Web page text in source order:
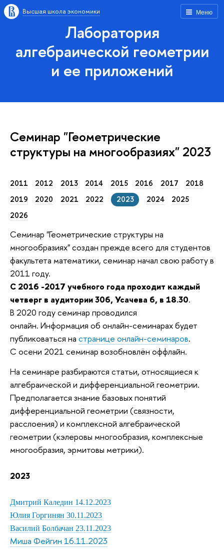
Меню
Высшая школа экономики
Лаборатория
алгебраической геометрии
и ее приложений
Семинар "Геометрические
структуры на многообразиях" 2023
2011 2012 2013 2014 2015 2016 2017
2018
2019
2020 2021 2022 2023 2024
2025
2026
Семинар "Геометрические структуры на
многообразиях" создан прежде всего для студентов
факультета математики, семинар начал свою работу в
2011 году.
С 2016 -2017 учебного года проходит каждый
четверг в аудитории 306, Усачева 6, в 18.30.
В 2020 году семинар проводился
онлайн. Информация об онлайн-семинарах будет
публиковаться на странице онлайн-семинаров.
С осени 2021 семинар возобновлён оффлайн.
На семинаре разбираются статьи, относящиеся к
алгебраической и дифференциальной геометрии.
Предполагается знание базовых понятий
дифференциальной геометрии (связности,
расслоения) и комплексной алгебраической
геометрии (кэлеровы многообразия, комплексные
многообразия, эрмитовы метрики).
2023
Дмитрий Каледин 14.12.2023
Юлия Горгинян 30.11.2023
Василий Болбачан 23.11.2023
Миша Фейгин 16.11.2023